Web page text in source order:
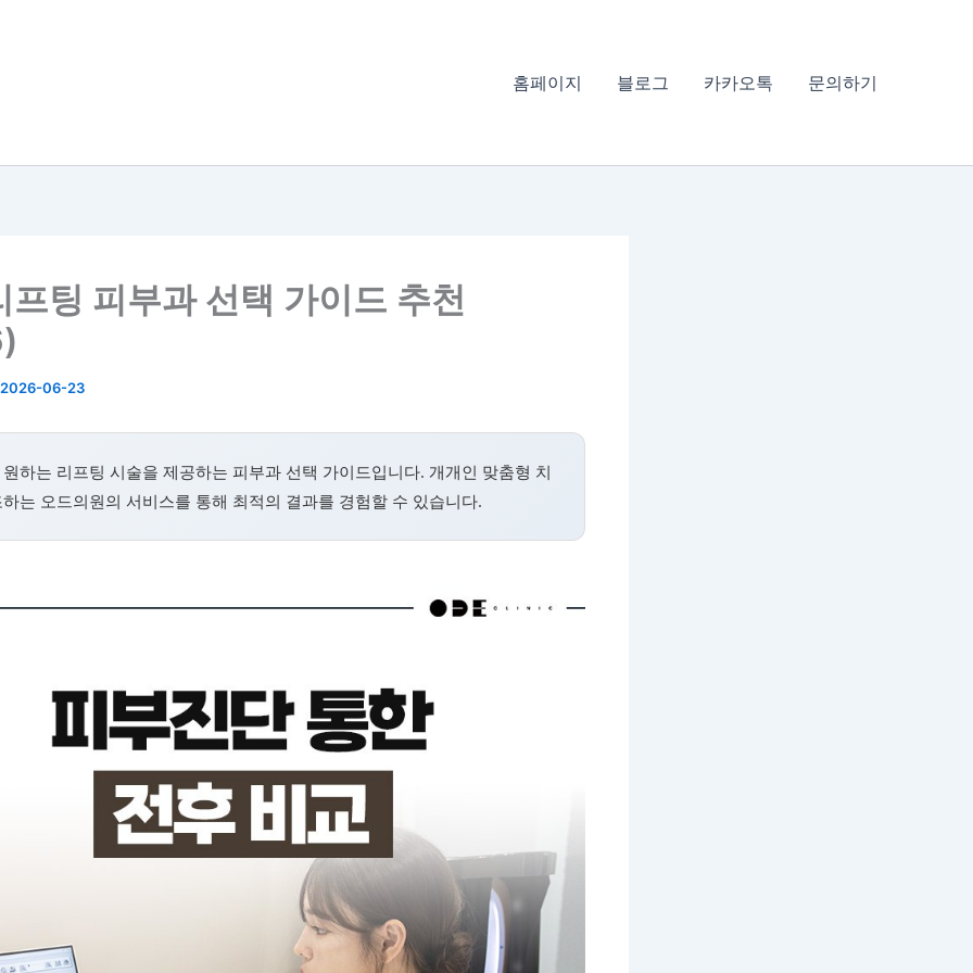
홈페이지 블로그 카카오톡 문의하기
프팅 피부과 선택 가이드 추천
2026-06-23
하는 리프팅 시술을 제공하는 피부과 선택 가이드입니다. 개개인 맞춤형 치
는 오드의원의 서비스를 통해 최적의 결과를 경험할 수 있습니다.